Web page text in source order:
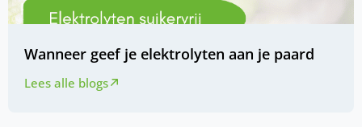
Wanneer geef je elektrolyten aan je paard
Lees alle blogs